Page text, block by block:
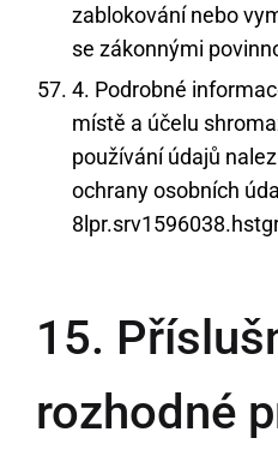
zablokování nebo
se zákonnými
4. Podrobné
místě a účelu
používání údajů
ochrany osobních
15.
rozhodné